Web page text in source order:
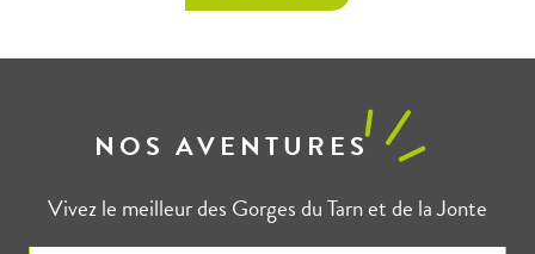
NOS AVENTURES
Vivez le meilleur des Gorges du Tarn et de la Jonte